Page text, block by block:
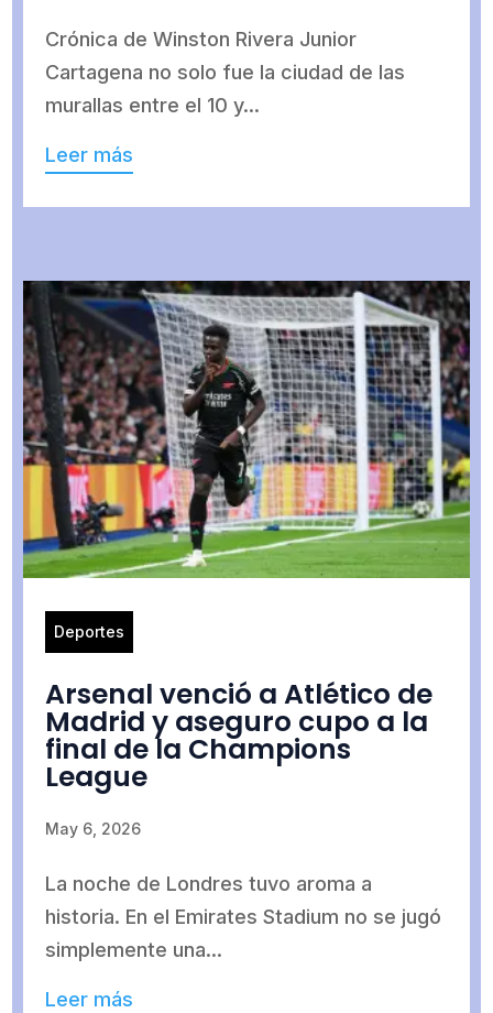
Crónica de Winston Rivera Junior
Cartagena no solo fue la ciudad de las
murallas entre el 10 y...
Leer más
Deportes
Arsenal venció a Atlético de
Madrid y aseguro cupo a la
final de la Champions
League
May 6, 2026
La noche de Londres tuvo aroma a
historia. En el Emirates Stadium no se jugó
simplemente una...
Leer más